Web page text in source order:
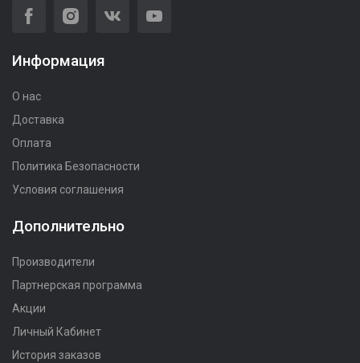
Информация
О нас
Доставка
Оплата
Политика Безопасности
Условия соглашения
Дополнительно
Производители
Партнерская программа
Акции
Личный Кабинет
История заказов